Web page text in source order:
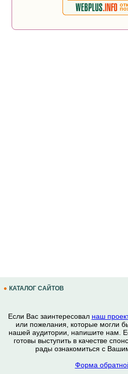
КАТАЛОГ САЙТОВ
Если Вас заинтересовал наш
или пожелания, которые могли
нашей аудитории, напишите нам.
готовы выступить в качестве
рады ознакомиться с
Форма